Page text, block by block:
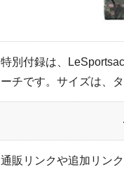
特別付録は、
ーチです。サイズは、
通販リンクや追加リン